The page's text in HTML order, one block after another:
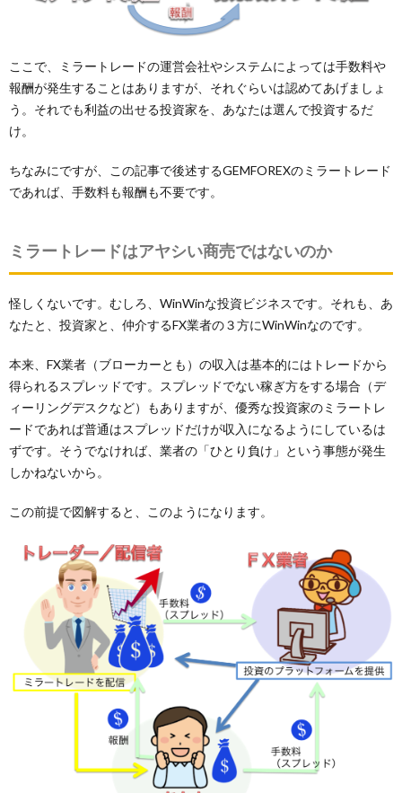
ここで、ミラートレードの運営会社やシステムによっては手数料や
報酬が発生することはありますが、それぐらいは認めてあげましょ
う。それでも利益の出せる投資家を、あなたは選んで投資するだ
け。
ちなみにですが、この記事で後述するGEMFOREXのミラートレード
であれば、手数料も報酬も不要です。
ミラートレードはアヤシい商売ではないのか
怪しくないです。むしろ、WinWinな投資ビジネスです。それも、あ
なたと、投資家と、仲介するFX業者の３方にWinWinなのです。
本来、FX業者（ブローカーとも）の収入は基本的にはトレードから
得られるスプレッドです。スプレッドでない稼ぎ方をする場合（デ
ィーリングデスクなど）もありますが、優秀な投資家のミラートレ
ードであれば普通はスプレッドだけが収入になるようにしているは
ずです。そうでなければ、業者の「ひとり負け」という事態が発生
しかねないから。
この前提で図解すると、このようになります。